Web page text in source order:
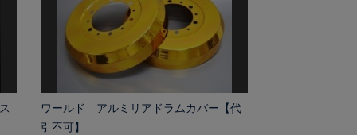
ワールド アルミリアドラムカバー【代
引不可】